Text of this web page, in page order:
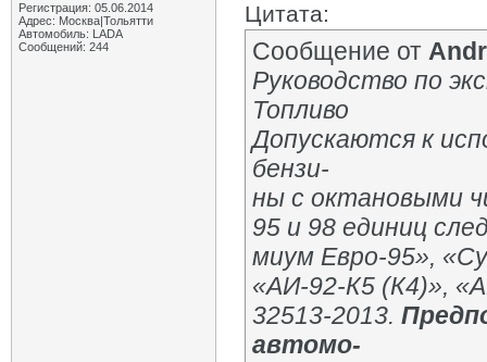
Регистрация: 05.06.2014
Адрес: Москва|Тольятти
Автомобиль: LADA
Сообщений: 244
Цитата:
Сообщение от
Руководство по
Топливо
Допускаются к
бензи-
ны с октановыми
95 и 98 единиц
миум Евро-95»,
«АИ-92-К5 (К4)»,
32513-2013.
автомо-